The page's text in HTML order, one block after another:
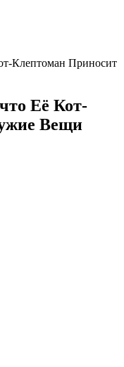
Клептоман Приносит
Её Кот-
Вещи